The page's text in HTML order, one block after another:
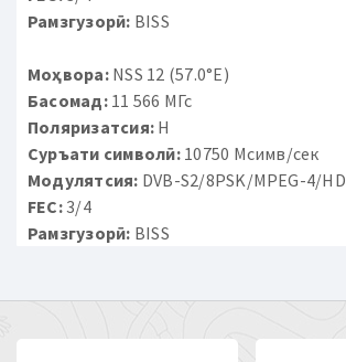
Рамзгузорӣ: BISS
Моҳвора:NSS 12 (57.0°E)
Басомад:11 566 МГс
Поляризатсия: H
Суръати символӣ:10750 Мсимв/сек
Модулятсия: DVB-S2/8PSK/MPEG-4/HD
FEC:3/4
Рамзгузорӣ: BISS